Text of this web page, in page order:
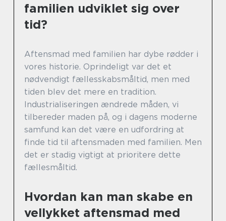
familien udviklet sig over
tid?
Aftensmad med familien har dybe rødder i
vores historie. Oprindeligt var det et
nødvendigt fællesskabsmåltid, men med
tiden blev det mere en tradition.
Industrialiseringen ændrede måden, vi
tilbereder maden på, og i dagens moderne
samfund kan det være en udfordring at
finde tid til aftensmaden med familien. Men
det er stadig vigtigt at prioritere dette
fællesmåltid.
Hvordan kan man skabe en
vellykket aftensmad med